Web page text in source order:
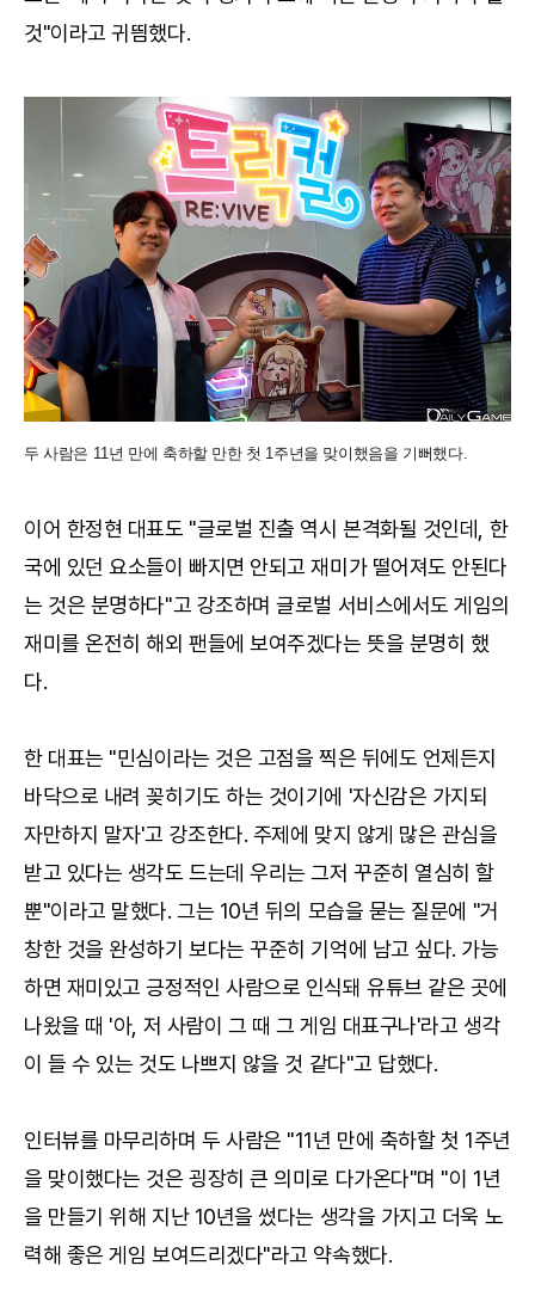
것"이라고 귀띔했다.
두 사람은 11년 만에 축하할 만한 첫 1주년을 맞이했음을 기뻐했다.
이어 한정현 대표도 "글로벌 진출 역시 본격화될 것인데, 한
국에 있던 요소들이 빠지면 안되고 재미가 떨어져도 안된다
는 것은 분명하다"고 강조하며 글로벌 서비스에서도 게임의
재미를 온전히 해외 팬들에 보여주겠다는 뜻을 분명히 했
다.
한 대표는 "민심이라는 것은 고점을 찍은 뒤에도 언제든지
바닥으로 내려 꽂히기도 하는 것이기에 '자신감은 가지되
자만하지 말자'고 강조한다. 주제에 맞지 않게 많은 관심을
받고 있다는 생각도 드는데 우리는 그저 꾸준히 열심히 할
뿐"이라고 말했다. 그는 10년 뒤의 모습을 묻는 질문에 "거
창한 것을 완성하기 보다는 꾸준히 기억에 남고 싶다. 가능
하면 재미있고 긍정적인 사람으로 인식돼 유튜브 같은 곳에
나왔을 때 '아, 저 사람이 그 때 그 게임 대표구나'라고 생각
이 들 수 있는 것도 나쁘지 않을 것 같다"고 답했다.
인터뷰를 마무리하며 두 사람은 "11년 만에 축하할 첫 1주년
을 맞이했다는 것은 굉장히 큰 의미로 다가온다"며 "이 1년
을 만들기 위해 지난 10년을 썼다는 생각을 가지고 더욱 노
력해 좋은 게임 보여드리겠다"라고 약속했다.